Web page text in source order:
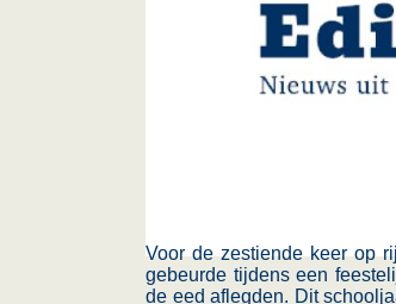
Voor de zestiende keer op
gebeurde tijdens een
de eed aflegden. Dit